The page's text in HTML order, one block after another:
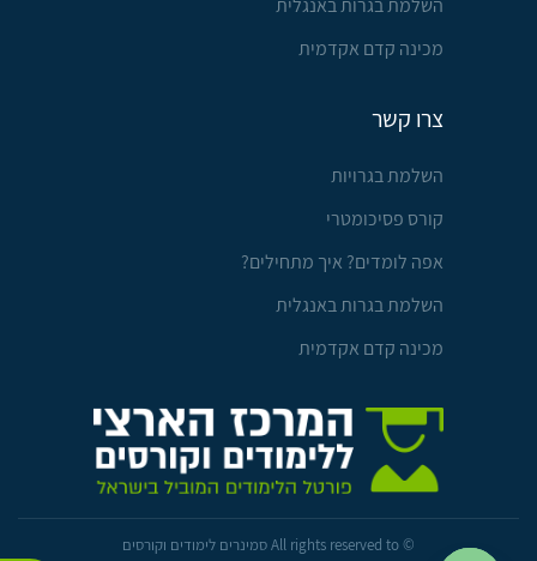
השלמת בגרות באנגלית
מכינה קדם אקדמית
צרו קשר
השלמת בגרויות
קורס פסיכומטרי
אפה לומדים? איך מתחילים?
השלמת בגרות באנגלית
מכינה קדם אקדמית
© All rights reserved to סמינרים לימודים וקורסים